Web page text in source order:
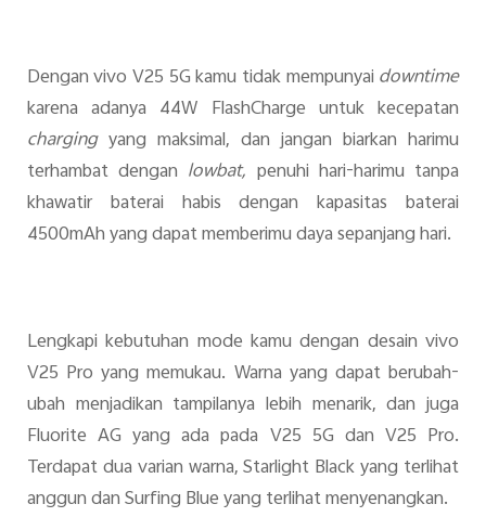
Dengan vivo V25 5G kamu tidak mempunyai downtime
karena adanya 44W FlashCharge untuk kecepatan
chargingyang maksimal, dan jangan biarkan harimu
terhambat dengan lowbat, penuhi hari-harimu tanpa
khawatir baterai habis dengan kapasitas baterai
4500mAh yang dapat memberimu daya sepanjang hari.
Lengkapi kebutuhan mode kamu dengan desain vivo
V25 Pro yang memukau. Warna yang dapat berubah-
ubah menjadikan tampilanya lebih menarik, dan juga
Fluorite AG yang ada pada V25 5G dan V25 Pro.
Terdapat dua varian warna, Starlight Black yang terlihat
anggun dan Surfing Blue yang terlihat menyenangkan.